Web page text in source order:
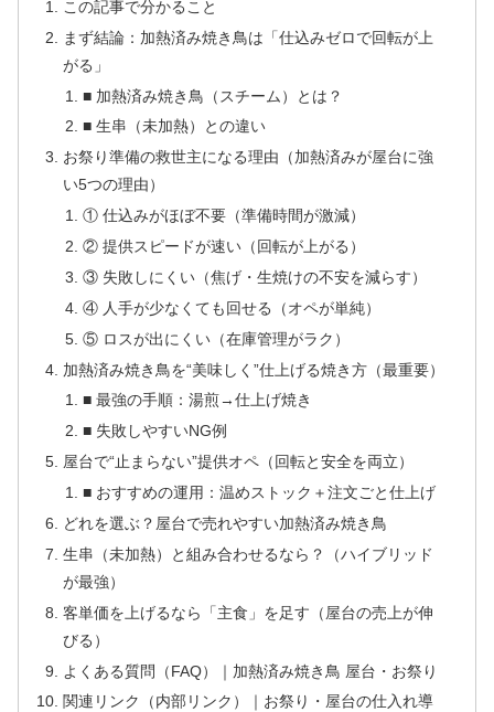
この記事で分かること
まず結論：加熱済み焼き鳥は「仕込みゼロで回転が上
がる」
■ 加熱済み焼き鳥（スチーム）とは？
■ 生串（未加熱）との違い
お祭り準備の救世主になる理由（加熱済みが屋台に強
い5つの理由）
① 仕込みがほぼ不要（準備時間が激減）
② 提供スピードが速い（回転が上がる）
③ 失敗しにくい（焦げ・生焼けの不安を減らす）
④ 人手が少なくても回せる（オペが単純）
⑤ ロスが出にくい（在庫管理がラク）
加熱済み焼き鳥を“美味しく”仕上げる焼き方（最重要）
■ 最強の手順：湯煎→仕上げ焼き
■ 失敗しやすいNG例
屋台で“止まらない”提供オペ（回転と安全を両立）
■ おすすめの運用：温めストック＋注文ごと仕上げ
どれを選ぶ？屋台で売れやすい加熱済み焼き鳥
生串（未加熱）と組み合わせるなら？（ハイブリッド
が最強）
客単価を上げるなら「主食」を足す（屋台の売上が伸
びる）
よくある質問（FAQ）｜加熱済み焼き鳥 屋台・お祭り
関連リンク（内部リンク）｜お祭り・屋台の仕入れ導